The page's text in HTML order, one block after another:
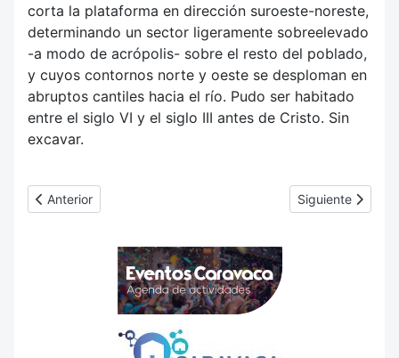
corta la plataforma en dirección suroeste-noreste,
determinando un sector ligeramente sobreelevado
-a modo de acrópolis- sobre el resto del poblado,
y cuyos contornos norte y oeste se desploman en
abruptos cantiles hacia el río. Pudo ser habitado
entre el siglo VI y el siglo III antes de Cristo. Sin
excavar.
Artículo anterior: A.4 Los Villaricos (Poblado ibero-romano)
Anterior Artículo
Siguiente